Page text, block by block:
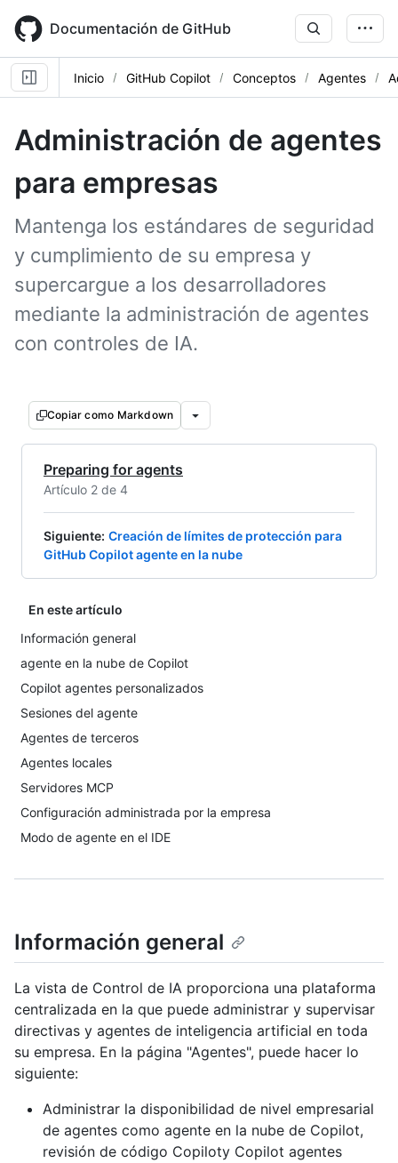
main
content
Documentación de GitHub
Inicio GitHub Copilot Conceptos Agentes
Administración de agentes
para empresas
Mantenga los estándares de seguridad
y cumplimiento de su empresa y
supercargue a los desarrolladores
mediante la administración de agentes
con controles de IA.
Copiar como Markdown
Preparing for agents
Artículo 2 de 4
Siguiente: Creación de límites de protección para
GitHub Copilot agente en la nube
En este artículo
Información general
agente en la nube de Copilot
Copilot agentes personalizados
Sesiones del agente
Agentes de terceros
Agentes locales
Servidores MCP
Configuración administrada por la empresa
Modo de agente en el IDE
Información general
La vista de Control de IA proporciona una plataforma
centralizada en la que puede administrar y supervisar
directivas y agentes de inteligencia artificial en toda
su empresa. En la página "Agentes", puede hacer lo
siguiente:
Administrar la disponibilidad de nivel empresarial
de agentes como agente en la nube de Copilot,
revisión de código Copiloty Copilot agentes